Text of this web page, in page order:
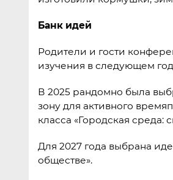
Банк идей
Родители и гости
изучения в следующем
В 2025 рандомно была
зону для активного
класса «Городская среда:
Для 2027 года выбрана
обществе».